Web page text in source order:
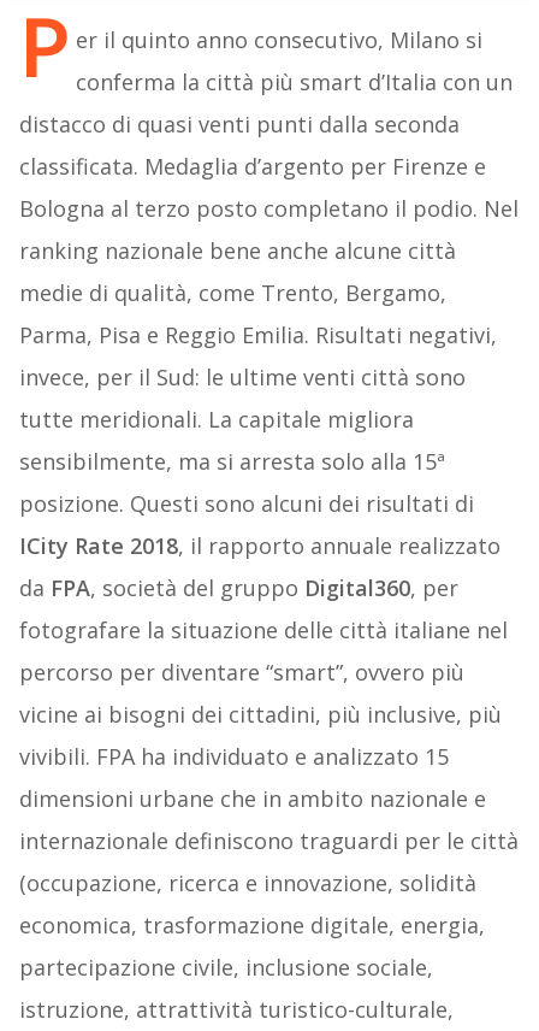
P er il quinto anno consecutivo, Milano si
conferma la città più smart d’Italia con un
distacco di quasi venti punti dalla seconda
classificata. Medaglia d’argento per Firenze e
Bologna al terzo posto completano il podio. Nel
ranking nazionale bene anche alcune città
medie di qualità, come Trento, Bergamo,
Parma, Pisa e Reggio Emilia. Risultati negativi,
invece, per il Sud: le ultime venti città sono
tutte meridionali. La capitale migliora
sensibilmente, ma si arresta solo alla 15ª
posizione. Questi sono alcuni dei risultati di
ICity Rate 2018, il rapporto annuale realizzato
da FPA, società del gruppo Digital360, per
fotografare la situazione delle città italiane nel
percorso per diventare “smart”, ovvero più
vicine ai bisogni dei cittadini, più inclusive, più
vivibili. FPA ha individuato e analizzato 15
dimensioni urbane che in ambito nazionale e
internazionale definiscono traguardi per le città
(occupazione, ricerca e innovazione, solidità
economica, trasformazione digitale, energia,
partecipazione civile, inclusione sociale,
istruzione, attrattività turistico-culturale,